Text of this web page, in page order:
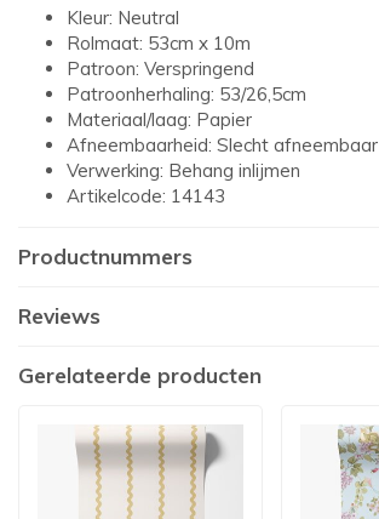
Kleur: Neutral
Rolmaat: 53cm x 10m
Patroon: Verspringend
Patroonherhaling: 53/26,5cm
Materiaal/laag: Papier
Afneembaarheid: Slecht afneembaar
Verwerking: Behang inlijmen
Artikelcode: 14143
Productnummers
Reviews
Gerelateerde producten